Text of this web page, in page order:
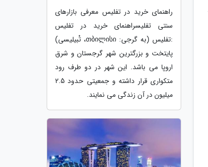
راهنمای خرید در تفلیس معرفی بازارهای
سنتی تفلیسراهنمای خرید در تفلیس
:تفلیس (به گرجی: თბილისი، تْبیلیسی)
پایتخت و بزرگترین شهر گرجستان و شرق
اروپا می باشد. این شهر در دو طرف رود
متکواری قرار داشته و جمعیتی حدود 2.5
میلیون در آن زندگی می نمایند.